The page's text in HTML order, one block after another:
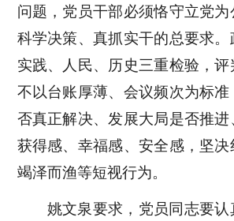
问题，党员干部必须恪守立党为
科学决策、真抓实干的总要求
实践、人民、历史三重检验，
不以台账厚薄、会议频次为标
否真正解决、发展大局是否推
获得感、幸福感、安全感，坚决
竭泽而渔等短视行为。
姚文泉要求，党员同志要